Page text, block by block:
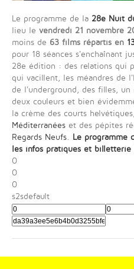
Le programme de la 28e Nuit
lieu le vendredi 21 novembre
moins de 63 films répartis en
pour 18 séances s'enchaînant
28e édition : des relations qui
qui vacillent, les méandres de
de l'underground, des filles, un
deux couleurs et bien
la crème des courts
Méditerranées et des pépites
Regards Neufs. Le programme
les infos pratiques et billetterie
0
0
0
s2sdefault